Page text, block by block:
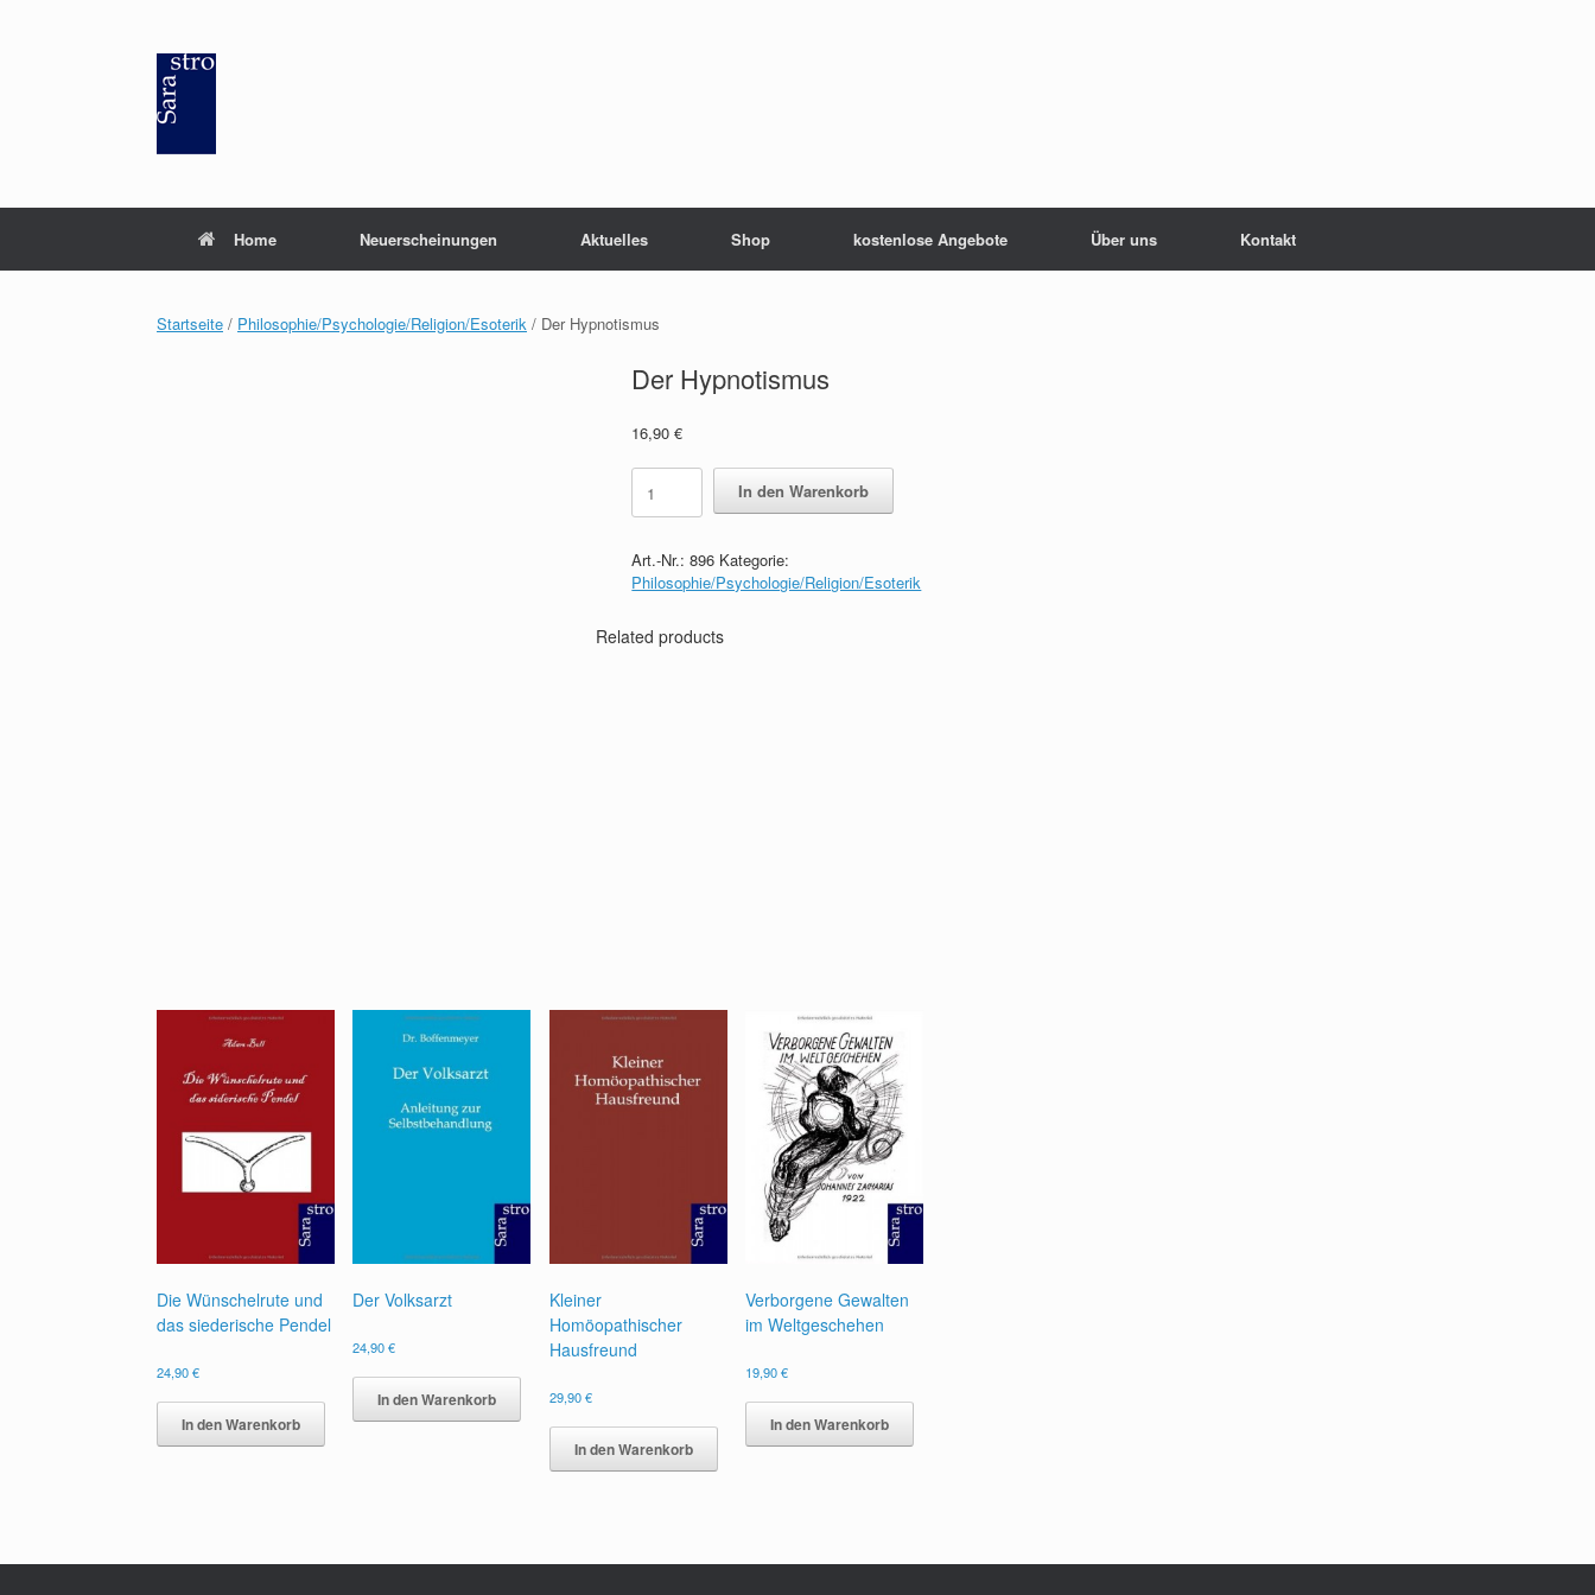
Home Neuerscheinungen Aktuelles Shop kostenlose Angebote Über uns Kontakt
Startseite / Philosophie/Psychologie/Religion/Esoterik / Der Hypnotismus
Der Hypnotismus
16,90€
Der
Hypnotismus
quantity
In den Warenkorb
Art.-Nr.:896 Kategorie:
Philosophie/Psychologie/Religion/Esoterik
Related products
Die Wünschelrute und
das siederische Pendel
24,90€
In den Warenkorb
Der Volksarzt
24,90€
In den Warenkorb
Kleiner
Homöopathischer
Hausfreund
29,90€
In den Warenkorb
Verborgene Gewalten
im Weltgeschehen
19,90€
In den Warenkorb